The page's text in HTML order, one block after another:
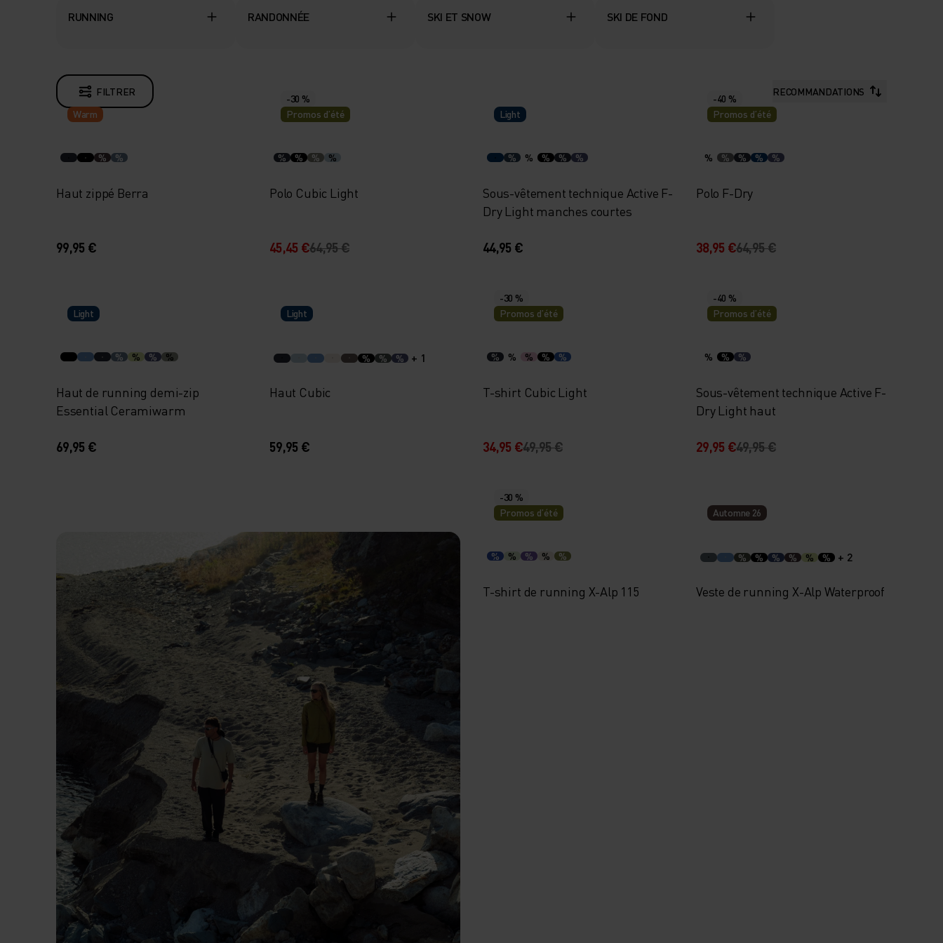
RUNNING RANDONNÉE SKI ET SNOW SKI DE FOND
FILTRER
RECOMMANDATIONS
Warm
% %
Haut zippé Berra
99,95 €
-30 %
Promos d’été
% % % %
Polo Cubic Light
45,45 €64,95 €
Light
% % % % %
Sous-vêtement technique Active F-
Dry Light manches courtes
44,95 €
-40 %
Promos d’été
% % % % %
Polo F-Dry
38,95 €64,95 €
Light
% % % %
Haut de running demi-zip
Essential Ceramiwarm
69,95 €
Light
% % % + 1
Haut Cubic
59,95 €
-30 %
Promos d’été
% % % % %
T-shirt Cubic Light
34,95 €49,95 €
-40 %
Promos d’été
% % %
Sous-vêtement technique Active F-
Dry Light haut
29,95 €49,95 €
-30 %
Promos d’été
% % % % %
T-shirt de running X-Alp 115
Automne 26
% % % % % % + 2
Veste de running X-Alp Waterproof